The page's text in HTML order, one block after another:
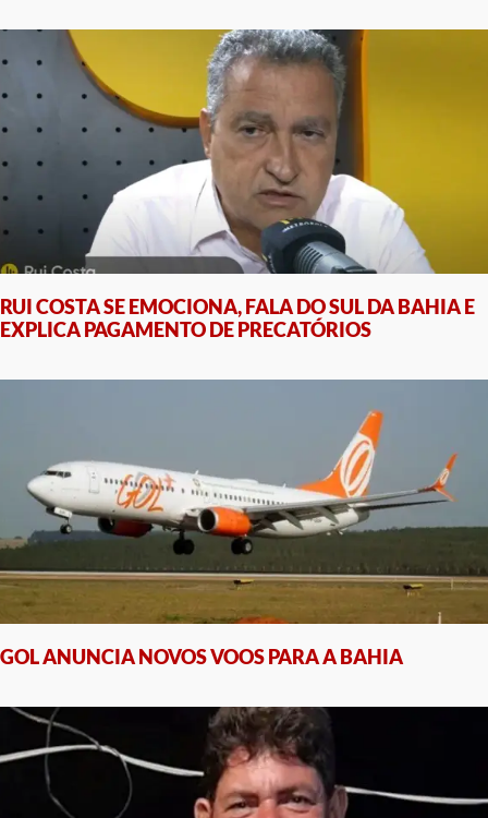
RUI COSTA SE EMOCIONA, FALA DO SUL DA BAHIA E
EXPLICA PAGAMENTO DE PRECATÓRIOS
GOL ANUNCIA NOVOS VOOS PARA A BAHIA